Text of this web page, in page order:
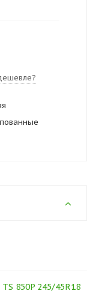
850P 245/45R18